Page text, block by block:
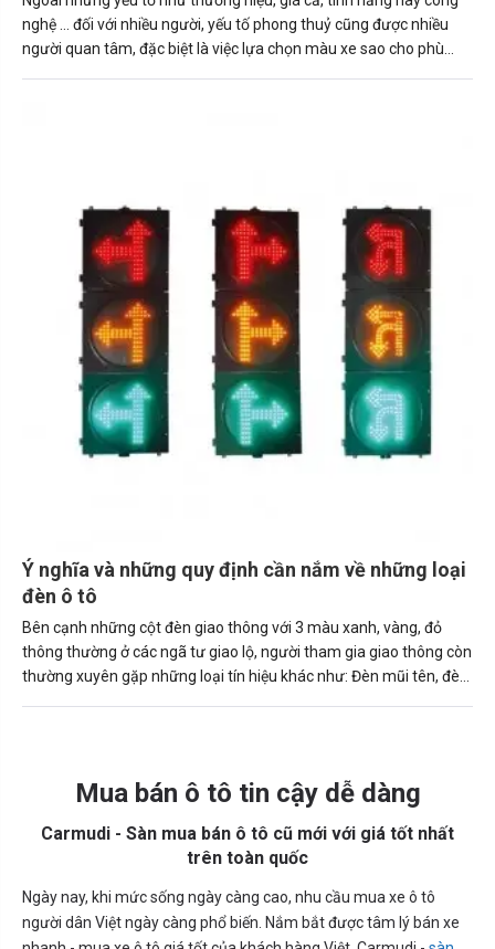
nghệ … đối với nhiều người, yếu tố phong thuỷ cũng được nhiều
người quan tâm, đặc biệt là việc lựa chọn màu xe sao cho phù
Ý nghĩa và những quy định cần nắm về những loại
đèn ô tô
Bên cạnh những cột đèn giao thông với 3 màu xanh, vàng, đỏ
thông thường ở các ngã tư giao lộ, người tham gia giao thông còn
thường xuyên gặp những loại tín hiệu khác như: Đèn mũi tên, đèn
Mua bán ô tô tin cậy dễ dàng
Carmudi - Sàn mua bán ô tô cũ mới với giá tốt nhất
trên toàn quốc
Ngày nay, khi mức sống ngày càng cao, nhu cầu mua xe ô tô
người dân Việt ngày càng phổ biến. Nắm bắt được tâm lý bán xe